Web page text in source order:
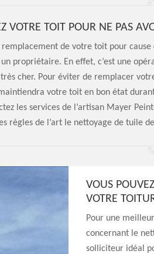
VOTRE TOIT POUR NE PAS
remplacement de votre toit pour cause
propriétaire. En effet, c’est une
cher. Pour éviter de remplacer
votre toit en bon état
les services de l’artisan Mayer
règles de l’art le nettoyage de tuile
VOUS
VOTRE
Pour une
concernant le
solliciteur idéal